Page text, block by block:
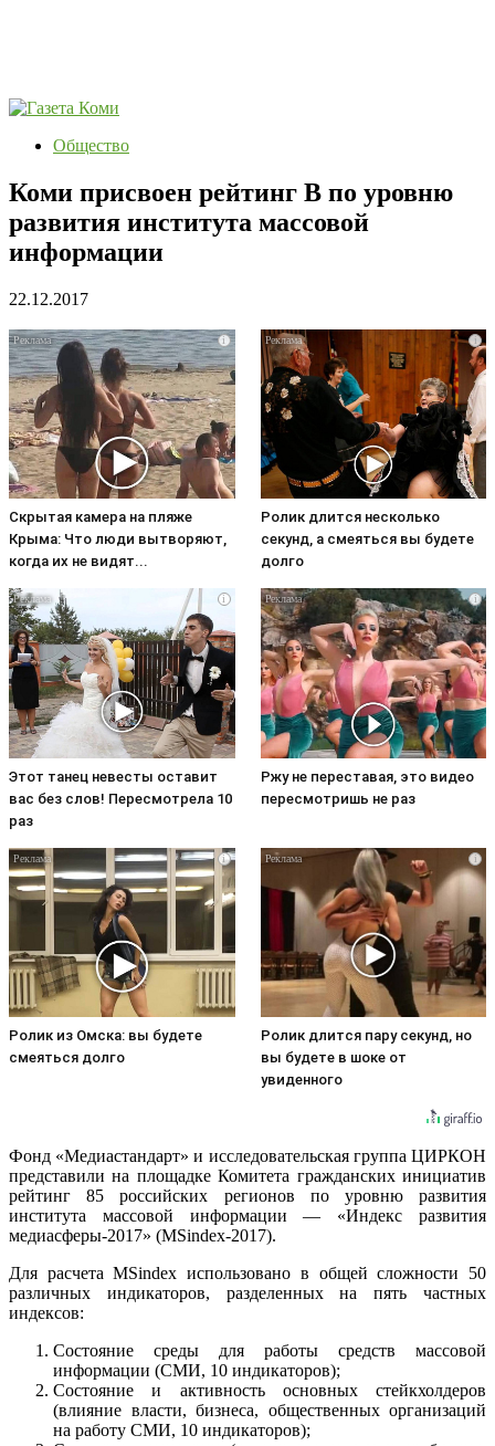
Общество
Коми присвоен рейтинг B по уровню
развития института массовой
информации
22.12.2017
i
Скрытая камера на пляже
Крыма: Что люди вытворяют,
когда их не видят...
i
Ролик длится несколько
секунд, а смеяться вы будете
долго
i
Этот танец невесты оставит
вас без слов! Пересмотрела 10
раз
i
Ржу не переставая, это видео
пересмотришь не раз
i
Ролик из Омска: вы будете
смеяться долго
i
Ролик длится пару секунд, но
вы будете в шоке от
увиденного
Фонд «Медиастандарт» и исследовательская группа ЦИРКОН
представили на площадке Комитета гражданских инициатив
рейтинг 85 российских регионов по уровню развития
института массовой информации — «Индекс развития
медиасферы-2017» (MSindex-2017).
Для расчета MSindex использовано в общей сложности 50
различных индикаторов, разделенных на пять частных
индексов:
Состояние среды для работы средств массовой
информации (СМИ, 10 индикаторов);
Состояние и активность основных стейкхолдеров
(влияние власти, бизнеса, общественных организаций
на работу СМИ, 10 индикаторов);